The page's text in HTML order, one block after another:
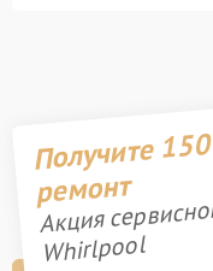
Получите
ремонт
Акция
Whirlpool